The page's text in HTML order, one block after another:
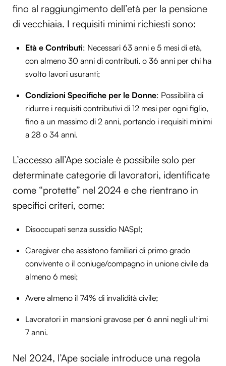
fino al raggiungimento dell’età per la pensione
di vecchiaia. I requisiti minimi richiesti sono:
Età e Contributi: Necessari 63 anni e 5 mesi di età,
con almeno 30 anni di contributi, o 36 anni per chi ha
svolto lavori usuranti;
Condizioni Specifiche per le Donne: Possibilità di
ridurre i requisiti contributivi di 12 mesi per ogni figlio,
fino a un massimo di 2 anni, portando i requisiti minimi
a 28 o 34 anni.
L’accesso all’Ape sociale è possibile solo per
determinate categorie di lavoratori, identificate
come “protette” nel 2024 e che rientrano in
specifici criteri, come:
Disoccupati senza sussidio NASpI;
Caregiver che assistono familiari di primo grado
convivente o il coniuge/compagno in unione civile da
almeno 6 mesi;
Avere almeno il 74% di invalidità civile;
Lavoratori in mansioni gravose per 6 anni negli ultimi
7 anni.
Nel 2024, l’Ape sociale introduce una regola